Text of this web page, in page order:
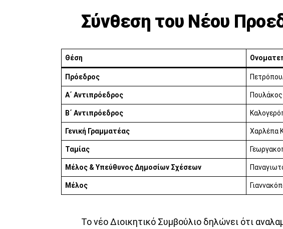
Σύνθεση του Νέου
Θέση
Πρόεδρος
Α΄ Αντιπρόεδρος
Β΄ Αντιπρόεδρος
Γενική Γραμματέας Χαρλέπα
Ταμίας
Μέλος & Υπεύθυνος Δημοσίων Σχέσεων
Μέλος
Το νέο Διοικητικό Συμβούλιο δηλώνει ότι